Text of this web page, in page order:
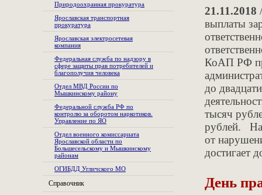
Природоохранная прокуратура
Ярославская транспортная
прокуратура
Ярославская электросетевая
компания
Федеральная служба по надзору в
сфере защиты прав потребителей и
благополучия человека
Отдел МВД России по
Мышкинскому району
Федеральной служба РФ по
контролю за оборотом наркотиков.
Управление по ЯО
Отдел военного комиссариата
Ярославской области по
Большесельскому и Мышкинскому
районам
ОГИБДД Угличского МО
Справочник
21.11.2018
выплаты
КоАП РФ
до
тысяч
рублей.
от
достигает
День